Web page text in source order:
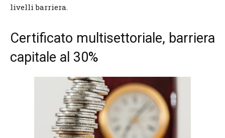
livelli barriera.
Certificato multisettoriale, barriera
capitale al 30%